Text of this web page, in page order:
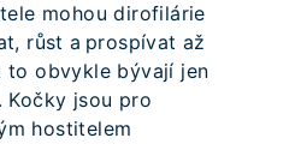
mohou dirofilárie
růst a prospívat až
to obvykle bývají jen
jsou pro
hostitelem